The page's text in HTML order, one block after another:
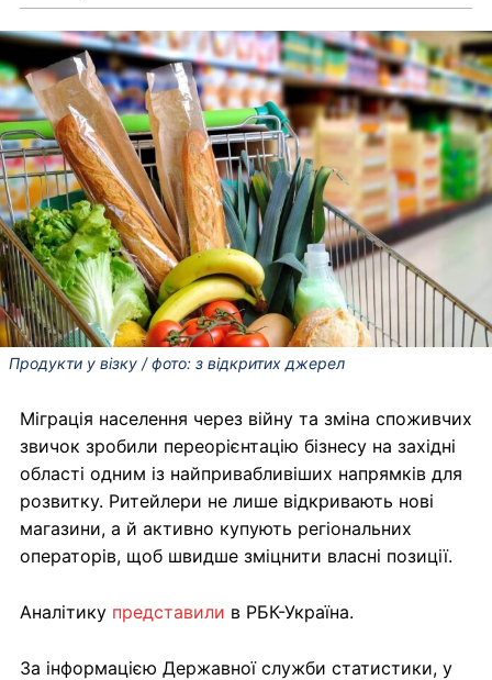
Продукти у візку / фото: з відкритих джерел
Міграція населення через війну та зміна споживчих
звичок зробили переорієнтацію бізнесу на західні
області одним із найпривабливіших напрямків для
розвитку. Ритейлери не лише відкривають нові
магазини, а й активно купують регіональних
операторів, щоб швидше зміцнити власні позиції.
Аналітику представили в РБК-Україна.
За інформацією Державної служби статистики, у